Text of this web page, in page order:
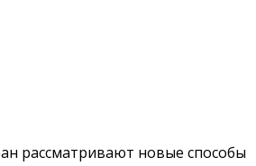
рассматривают новые способы